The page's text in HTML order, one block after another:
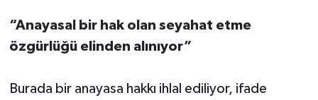
“Anayasal bir hak olan seyahat etme
özgürlüğü elinden alınıyor”
Burada bir anayasa hakkı ihlal ediliyor, ifade